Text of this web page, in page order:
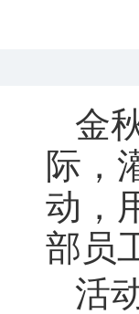
金
际 ，
动，
部员
活